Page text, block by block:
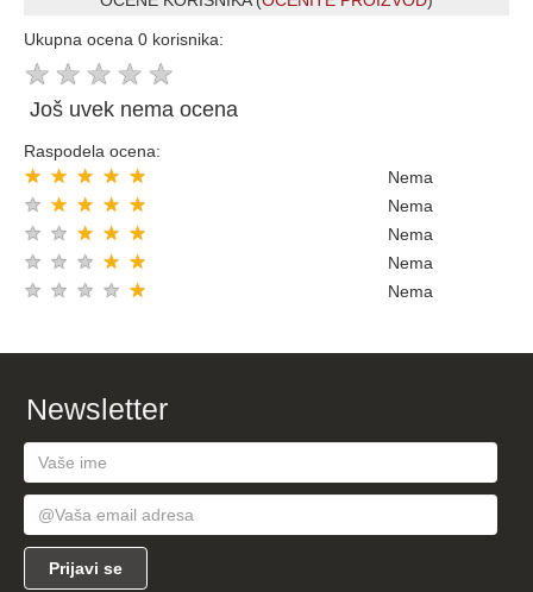
Ukupna ocena 0 korisnika:
★ ★ ★ ★ ★
Još uvek nema ocena
Raspodela ocena:
★
★
★
★
★ Nema
★
★
★
★
★ Nema
★
★
★
★
★ Nema
★
★
★
★
★ Nema
★
★
★
★
★ Nema
Newsletter